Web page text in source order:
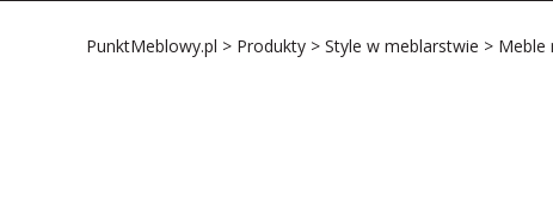
PunktMeblowy.pl > Produkty > Style w meblarstwie > Meble